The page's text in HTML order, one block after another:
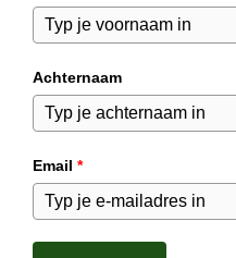
Achternaam
Email *